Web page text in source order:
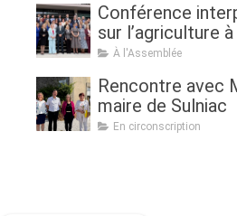
Conférence
sur l’agriculture à
Assurer l'avenir
Renouveau
femmes dans
sécurité
À l'Assemblée
Rencontre avec
maire de Sulniac
En circonscription